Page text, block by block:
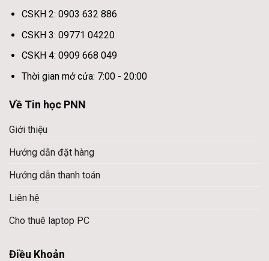
Fanpage: https://fb.com/tinhocpnn
CSKH 2: 0903 632 886
CSKH 3: 09771 04220
CSKH 4: 0909 668 049
Thời gian mở cửa: 7:00 - 20:00
Về Tin học PNN
Giới thiệu
Hướng dẫn đặt hàng
Hướng dẫn thanh toán
Liên hệ
Cho thuê laptop PC
Điều Khoản